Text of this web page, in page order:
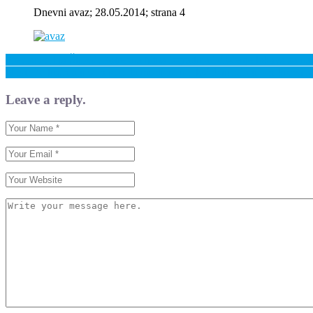
Dnevni avaz; 28.05.2014; strana 4
Leave a reply.